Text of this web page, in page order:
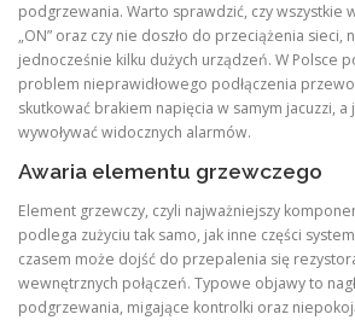
podgrzewania. Warto sprawdzić, czy wszystkie
„ON” oraz czy nie doszło do przeciążenia sieci,
jednocześnie kilku dużych urządzeń. W Polsce
problem nieprawidłowego podłączenia
skutkować brakiem napięcia w samym jacuzzi,
wywoływać widocznych alarmów.
Awaria elementu grzewczego
Element grzewczy, czyli najważniejszy
podlega zużyciu tak samo, jak inne części
czasem może dojść do przepalenia się
wewnętrznych połączeń. Typowe objawy to
podgrzewania, migające kontrolki oraz